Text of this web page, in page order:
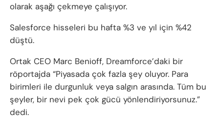
olarak aşağı çekmeye çalışıyor.
Salesforce hisseleri bu hafta %3 ve yıl için %42
düştü.
Ortak CEO Marc Benioff, Dreamforce’daki bir
röportajda “Piyasada çok fazla şey oluyor. Para
birimleri ile durgunluk veya salgın arasında. Tüm bu
şeyler, bir nevi pek çok gücü yönlendiriyorsunuz.”
dedi.